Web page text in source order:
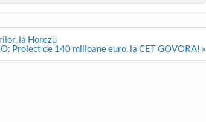
la Horezu
Proiect de 140 milioane euro, la CET GOVORA! »